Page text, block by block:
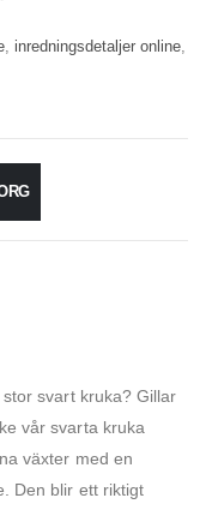
, inredningsdetaljer online,
svart kruka? Gillar
vår svarta kruka
växter med en
Den blir ett riktigt